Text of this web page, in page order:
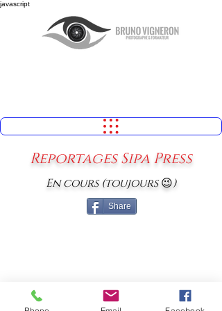
javascript
Reportages Sipa Press
En cours (toujours😉)
Share